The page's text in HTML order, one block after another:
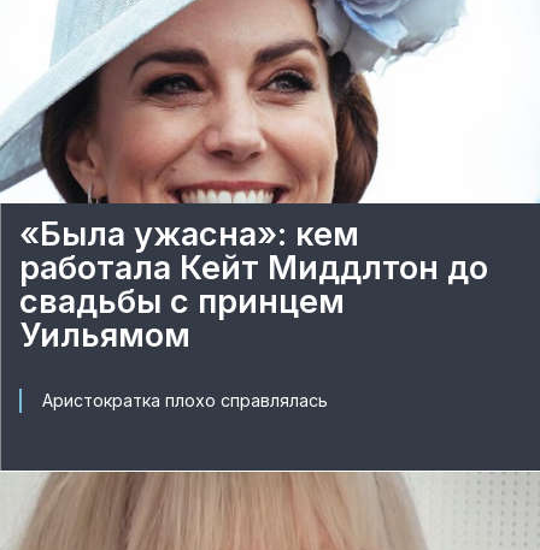
«Была ужасна»: кем
работала Кейт Миддлтон до
свадьбы с принцем
Уильямом
Аристократка плохо справлялась